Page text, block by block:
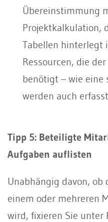
Übereinstimmung
Projektkalkulation,
Tabellen hinterlegt
Ressourcen, die
benötigt – wie eine
werden auch
Tipp 5: Beteiligte
Aufgaben auflisten
Unabhängig davon, ob
einem oder mehreren
wird, fixieren Sie unter